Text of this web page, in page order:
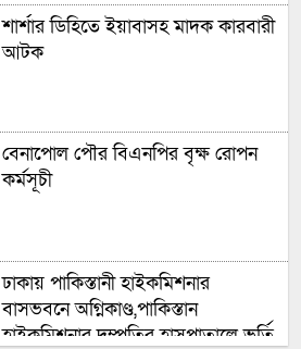
শার্শার ডিহিতে ইয়াবাসহ মাদক কারবারী
আটক
বেনাপোল পৌর বিএনপির বৃক্ষ রোপন
কর্মসূচী
ঢাকায় পাকিস্তানী হাইকমিশনার
বাসভবনে অগ্নিকাণ্ড,পাকিস্তান
হাইকমিশনার দম্পতির হাসপাতালে ভর্তি